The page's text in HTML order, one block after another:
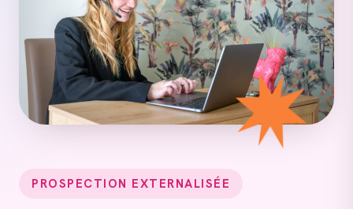
PROSPECTION EXTERNALISÉE